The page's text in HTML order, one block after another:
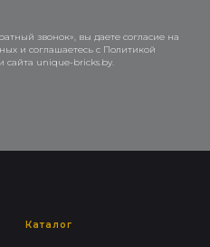
звонок», вы даете согласие на
и соглашаетесь c Политикой
сайта unique-bricks.by.
Каталог